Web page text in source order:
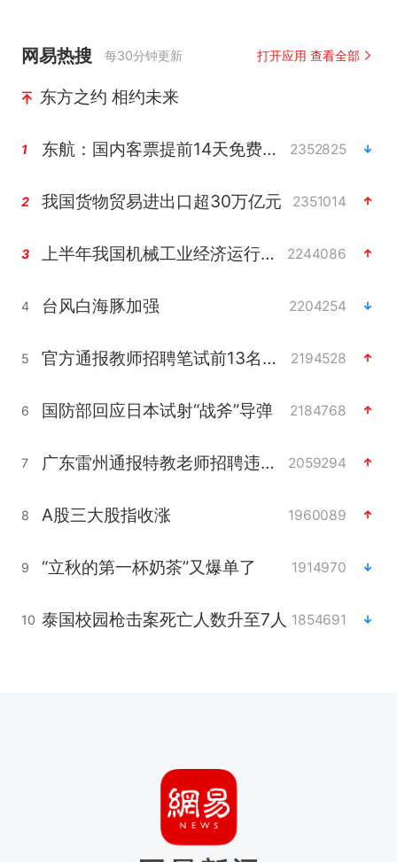
网易热搜 每30分钟更新 打开应用 查看全部
东方之约 相约未来
1 东航：国内客票提前14天免费退改 2352825
2 我国货物贸易进出口超30万亿元 2351014
3 上半年我国机械工业经济运行稳中有进 2244086
4 台风白海豚加强 2204254
5 官方通报教师招聘笔试前13名被淘汰 2194528
6 国防部回应日本试射“战斧”导弹 2184768
7 广东雷州通报特教老师招聘违规事件 2059294
8 A股三大股指收涨 1960089
9 “立秋的第一杯奶茶”又爆单了 1914970
10 泰国校园枪击案死亡人数升至7人 1854691